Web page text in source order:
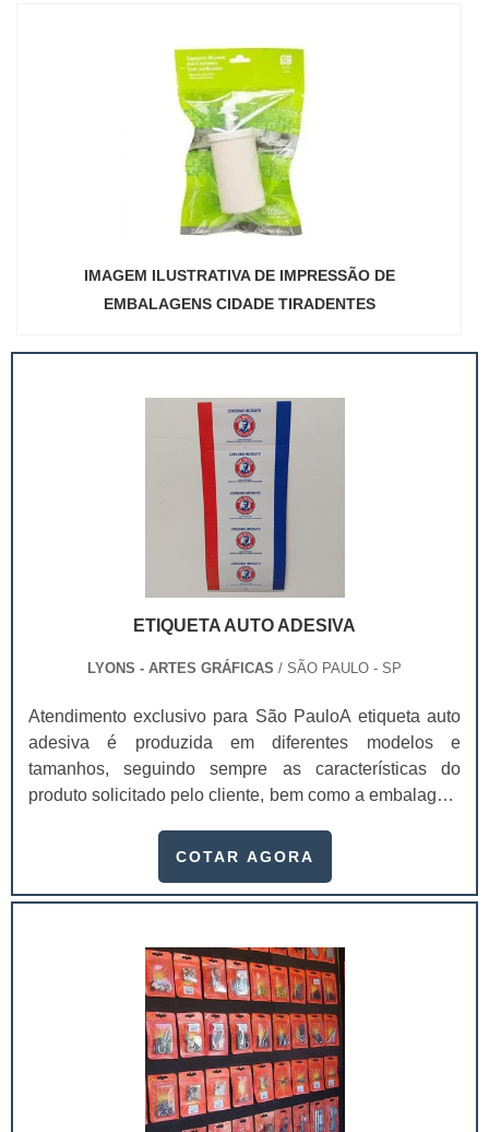
IMAGEM ILUSTRATIVA DE IMPRESSÃO DE
EMBALAGENS CIDADE TIRADENTES
ETIQUETA AUTO ADESIVA
LYONS - ARTES GRÁFICAS / SÃO PAULO - SP
Atendimento exclusivo para São PauloA etiqueta auto
adesiva é produzida em diferentes modelos e
tamanhos, seguindo sempre as características do
produto solicitado pelo cliente, bem como a embalagem
de comunicação. Utilizações das etiquetas
produtos; Entre outros.No entanto, com o passar do
estas etiquetas para serviços de identificação,.
COTAR AGORA